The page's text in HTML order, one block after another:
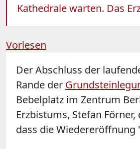
Kathedrale warten. Das
Vorlesen
Der Abschluss der
Rande der
Bebelplatz im Zentrum
Erzbistums, Stefan
dass die